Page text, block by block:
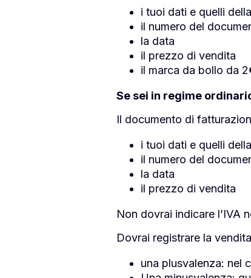
i tuoi dati e quelli
il numero del
la data
il prezzo di vendita
il marca da bollo da
Se sei in regime
Il documento di
i tuoi dati e quelli
il numero del
la data
il prezzo di vendita
Non dovrai indicare l’IVA
Dovrai registrare la
una plusvalenza: nel